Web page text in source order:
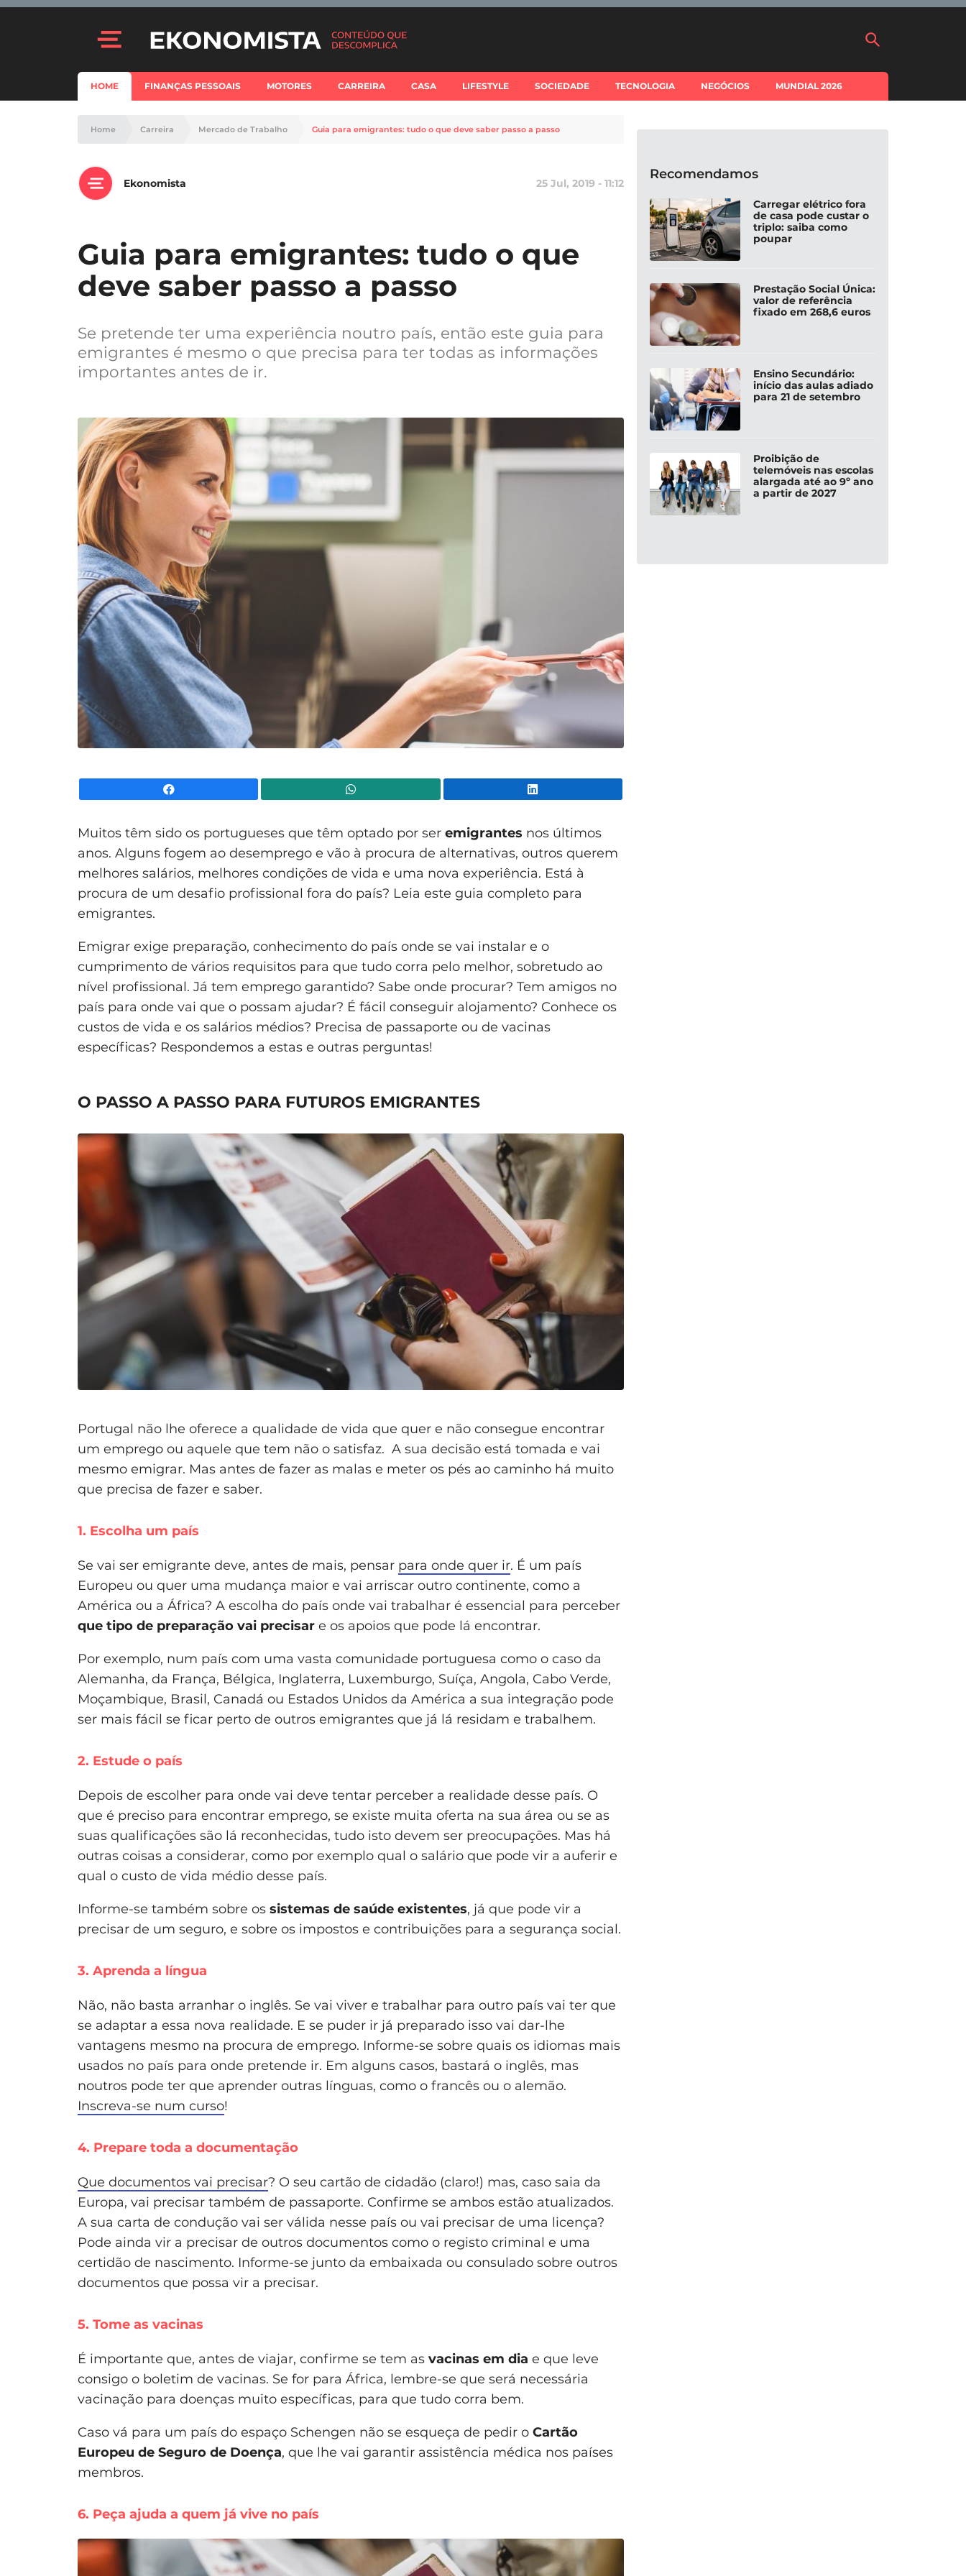
HOME FINANÇAS PESSOAIS MOTORES CARREIRA CASA LIFESTYLE SOCIEDADE TECNOLOGIA NEGÓCIOS MUNDIAL 2026
Home Carreira Mercado de Trabalho Guia para emigrantes: tudo o que deve saber passo a passo
Ekonomista 25 Jul, 2019 - 11:12
Guia para emigrantes: tudo o que
deve saber passo a passo
Se pretende ter uma experiência noutro país, então este guia para
emigrantes é mesmo o que precisa para ter todas as informações
importantes antes de ir.
Muitos têm sido os portugueses que têm optado por ser emigrantes nos últimos
anos. Alguns fogem ao desemprego e vão à procura de alternativas, outros querem
melhores salários, melhores condições de vida e uma nova experiência. Está à
procura de um desafio profissional fora do país? Leia este guia completo para
emigrantes.
Emigrar exige preparação, conhecimento do país onde se vai instalar e o
cumprimento de vários requisitos para que tudo corra pelo melhor, sobretudo ao
nível profissional. Já tem emprego garantido? Sabe onde procurar? Tem amigos no
país para onde vai que o possam ajudar? É fácil conseguir alojamento? Conhece os
custos de vida e os salários médios? Precisa de passaporte ou de vacinas
específicas? Respondemos a estas e outras perguntas!
O PASSO A PASSO PARA FUTUROS EMIGRANTES
Portugal não lhe oferece a qualidade de vida que quer e não consegue encontrar
um emprego ou aquele que tem não o satisfaz. A sua decisão está tomada e vai
mesmo emigrar. Mas antes de fazer as malas e meter os pés ao caminho há muito
que precisa de fazer e saber.
1. Escolha um país
Se vai ser emigrante deve, antes de mais, pensar para onde quer ir. É um país
Europeu ou quer uma mudança maior e vai arriscar outro continente, como a
América ou a África? A escolha do país onde vai trabalhar é essencial para perceber
que tipo de preparação vai precisar e os apoios que pode lá encontrar.
Por exemplo, num país com uma vasta comunidade portuguesa como o caso da
Alemanha, da França, Bélgica, Inglaterra, Luxemburgo, Suíça, Angola, Cabo Verde,
Moçambique, Brasil, Canadá ou Estados Unidos da América a sua integração pode
ser mais fácil se ficar perto de outros emigrantes que já lá residam e trabalhem.
2. Estude o país
Depois de escolher para onde vai deve tentar perceber a realidade desse país. O
que é preciso para encontrar emprego, se existe muita oferta na sua área ou se as
suas qualificações são lá reconhecidas, tudo isto devem ser preocupações. Mas há
outras coisas a considerar, como por exemplo qual o salário que pode vir a auferir e
qual o custo de vida médio desse país.
Informe-se também sobre os sistemas de saúde existentes, já que pode vir a
precisar de um seguro, e sobre os impostos e contribuições para a segurança social.
3. Aprenda a língua
Não, não basta arranhar o inglês. Se vai viver e trabalhar para outro país vai ter que
se adaptar a essa nova realidade. E se puder ir já preparado isso vai dar-lhe
vantagens mesmo na procura de emprego. Informe-se sobre quais os idiomas mais
usados no país para onde pretende ir. Em alguns casos, bastará o inglês, mas
noutros pode ter que aprender outras línguas, como o francês ou o alemão.
Inscreva-se num curso!
4. Prepare toda a documentação
Que documentos vai precisar? O seu cartão de cidadão (claro!) mas, caso saia da
Europa, vai precisar também de passaporte. Confirme se ambos estão atualizados.
A sua carta de condução vai ser válida nesse país ou vai precisar de uma licença?
Pode ainda vir a precisar de outros documentos como o registo criminal e uma
certidão de nascimento. Informe-se junto da embaixada ou consulado sobre outros
documentos que possa vir a precisar.
5. Tome as vacinas
É importante que, antes de viajar, confirme se tem as vacinas em dia e que leve
consigo o boletim de vacinas. Se for para África, lembre-se que será necessária
vacinação para doenças muito específicas, para que tudo corra bem.
Caso vá para um país do espaço Schengen não se esqueça de pedir o Cartão
Europeu de Seguro de Doença, que lhe vai garantir assistência médica nos países
membros.
6. Peça ajuda a quem já vive no país
Recomendamos
Carregar elétrico fora
de casa pode custar o
triplo: saiba como
poupar
Prestação Social Única:
valor de referência
fixado em 268,6 euros
Ensino Secundário:
início das aulas adiado
para 21 de setembro
Proibição de
telemóveis nas escolas
alargada até ao 9º ano
a partir de 2027